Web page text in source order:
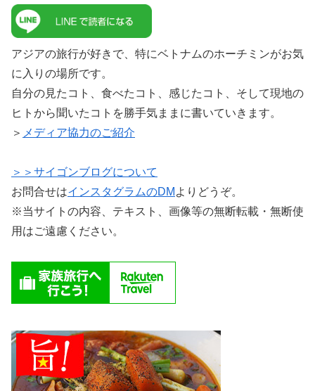
アジアの旅行が好きで、特にベトナムのホーチミンがお気
に入りの場所です。
自分の見たコト、食べたコト、感じたコト、そして現地の
ヒトから聞いたコトを勝手気ままに書いていきます。
＞ メディア協力のご紹介
＞＞サイゴンブログについて
お問合せはインスタグラムのDM よりどうぞ。
※当サイトの内容、テキスト、画像等の無断転載・無断使
用はご遠慮ください。